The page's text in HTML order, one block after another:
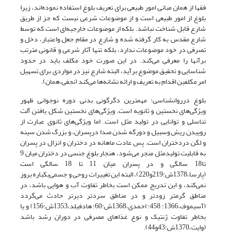
فقها از همان مبانی امور طبیعی برای تعریف بلوغ استفاده نموده‌اند، زیرا
بلوغ از امور طبیعی است و از موضوعات شرعی نیست که جز از طریق
شارع قابل شناخت نباشد. بلکه از موضوعات خارجیه‌ای است که توسط
شارع مقدس به کار گرفته شده و شارع در مقام جعل واعتبار، دخل و
تصرفی در خود موضوعات ندارد، بلکه تنها آثار شرعی و قانونی مترتب
برآنها را معرفی می‌کند. در این صورت خود مکلف باید در حدود
شناسایی و تحقیق موضوع برآید، البته شارع نیز در مواردی برای تسهیل
امر مکلفین اقدام به تعریف و ارائه نشانه‌ها می‌کند (نجفی،همان).
بلوغ درروانشناسی؛ مهمترین دگرگونی‌ بدنی دوره نوجوانی ظهور
ویژگی‌های نخستین و ثانویه است. ویژگی‌های نخستین شکل یافتن آلت‌
تناسلی و توانایی در تولید مثل است. اما ویژگی‌های ثانوی عبارت از
روییدن ریش وسبیل و دورگه شدن صدا درپسران، و بزرگ شدن سینه
و لگن دردختران است. پس عادت ماهانه در دختران و انزال در پسران
به قابلیت تولیدمثل منجر می‌شود، هنجار بلوغ جنسی در دختران میان 9
تا18 سالگی و در پسران میان 11 تا 18 سالگی است
(پارسا،1378ش:219و220)، البته این تغییرات روحی و جسمی‌یکباره بروز
نمی‌کند، و این تدریج ممکن است بخاطر تفاوت آب و هوایی باشد، در
مناطق گرمتر زودتر و در مناطق سردتر دیرتر حادث می‌گردد
(آسیموف،1366: 458؛ احمدی،1368ش:60؛ هادفیلد،1353ش:156) و یا
بخاطر تفاوت ژنتیک و نوع غذاهای مصرفی در دوران رشد باشد
(وایت،1370ش:43و44).